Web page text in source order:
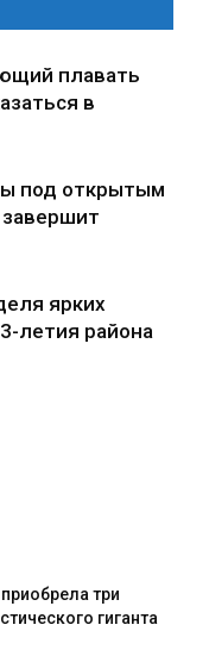
плавать
в
под открытым
ярких
летия района
три
гиганта